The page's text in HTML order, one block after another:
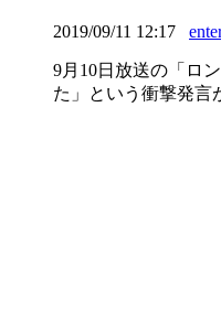
2019/09/11 12:17
9月10日放送の「ロ
た」という衝撃発言